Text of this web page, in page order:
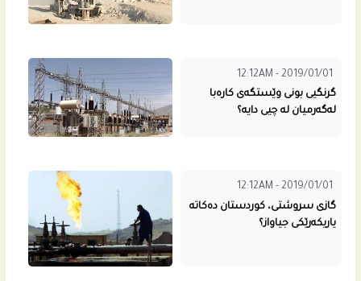
12:12AM - 2019/01/01
گرنگیی بونى وێستگه‌ى كاره‌با
له‌گه‌رمیان له‌ چیی دایه‌؟
12:12AM - 2019/01/01
گازى سروشتى، كوردستان ده‌كاته‌
یاریكه‌رێكى جیاواز؟